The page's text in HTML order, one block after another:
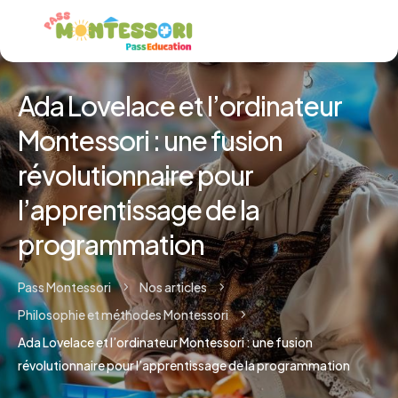
Ada Lovelace et l’ordinateur
Montessori : une fusion
révolutionnaire pour
l’apprentissage de la
programmation
Pass Montessori 5 Nos articles 5
Philosophie et méthodes Montessori 5
Ada Lovelace et l’ordinateur Montessori : une fusion
révolutionnaire pour l’apprentissage de la programmation